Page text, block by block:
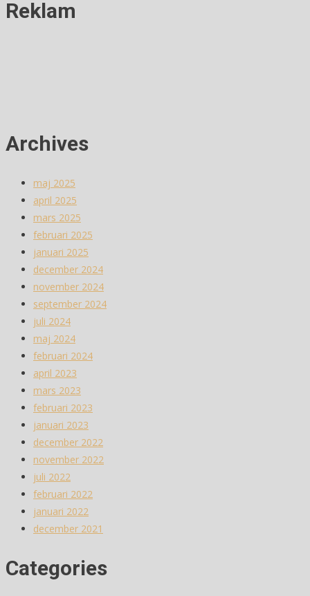
Reklam
Archives
maj 2025
april 2025
mars 2025
februari 2025
januari 2025
december 2024
november 2024
september 2024
juli 2024
maj 2024
februari 2024
april 2023
mars 2023
februari 2023
januari 2023
december 2022
november 2022
juli 2022
februari 2022
januari 2022
december 2021
Categories